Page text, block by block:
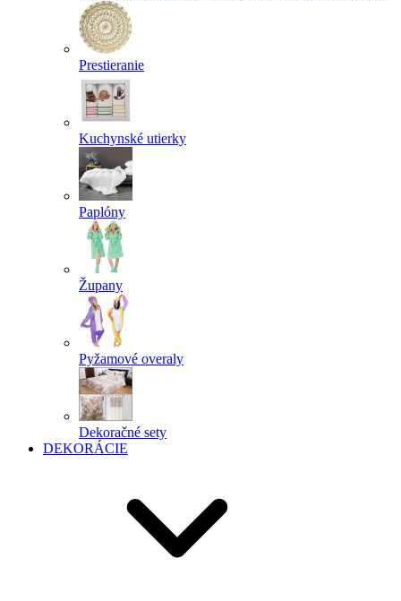
Prestieranie
Kuchynské utierky
Paplóny
Župany
Pyžamové overaly
Dekoračné sety
DEKORÁCIE